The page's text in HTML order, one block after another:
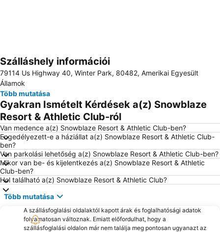
Nagy méretű térkép
Szálláshely információi
79114 Us Highway 40, Winter Park, 80482, Amerikai Egyesült
Államok
Több mutatása
Gyakran Ismételt Kérdések a(z) Snowblaze
Resort & Athletic Club-ról
Van medence a(z) Snowblaze Resort & Athletic Club-ben?
Engedélyezett-e a háziállat a(z) Snowblaze Resort & Athletic Club-
ben?
Van parkolási lehetőség a(z) Snowblaze Resort & Athletic Club-ben?
Mikor van be- és kijelentkezés a(z) Snowblaze Resort & Athletic
Club-ben?
Hol található a(z) Snowblaze Resort & Athletic Club?
Több mutatása
A szállásfoglalási oldalaktól kapott árak és foglalhatósági adatok
folyamatosan változnak. Emiatt előfordulhat, hogy a
szállásfoglalási oldalon már nem találja meg pontosan ugyanazt az